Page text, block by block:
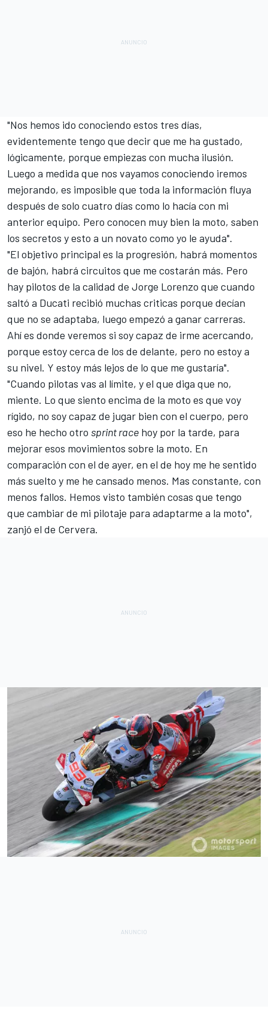
"Nos hemos ido conociendo estos tres días,
evidentemente tengo que decir que me ha gustado,
lógicamente, porque empiezas con mucha ilusión.
Luego a medida que nos vayamos conociendo iremos
mejorando, es imposible que toda la información fluya
después de solo cuatro días como lo hacía con mi
anterior equipo. Pero conocen muy bien la moto, saben
los secretos y esto a un novato como yo le ayuda".
"El objetivo principal es la progresión, habrá momentos
de bajón, habrá circuitos que me costarán más. Pero
hay pilotos de la calidad de Jorge Lorenzo que cuando
saltó a Ducati recibió muchas criticas porque decían
que no se adaptaba, luego empezó a ganar carreras.
Ahí es donde veremos si soy capaz de irme acercando,
porque estoy cerca de los de delante, pero no estoy a
su nivel. Y estoy más lejos de lo que me gustaría".
"Cuando pilotas vas al límite, y el que diga que no,
miente. Lo que siento encima de la moto es que voy
rígido, no soy capaz de jugar bien con el cuerpo, pero
eso he hecho otro sprint race hoy por la tarde, para
mejorar esos movimientos sobre la moto. En
comparación con el de ayer, en el de hoy me he sentido
más suelto y me he cansado menos. Mas constante, con
menos fallos. Hemos visto también cosas que tengo
que cambiar de mi pilotaje para adaptarme a la moto",
zanjó el de Cervera.